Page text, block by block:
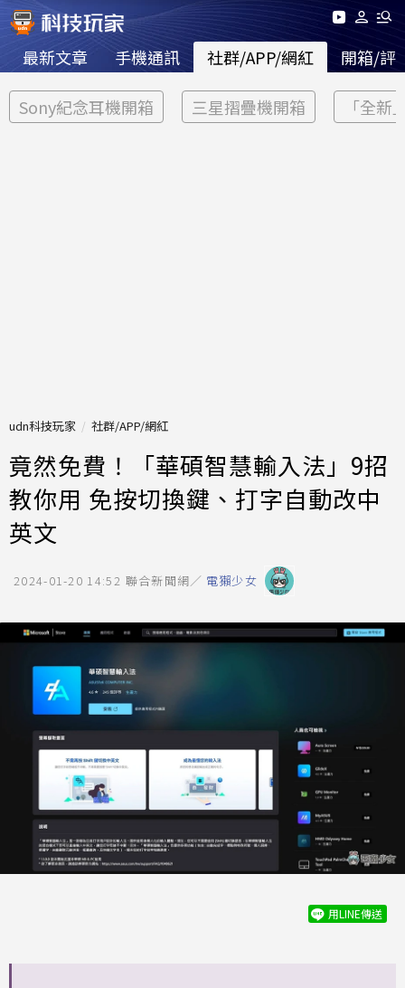
最新文章 手機通訊 社群/APP/網紅 開箱/評
Sony紀念耳機開箱 三星摺疊機開箱 「全新
udn科技玩家 社群/APP/網紅
竟然免費！「華碩智慧輸入法」9招
教你用 免按切換鍵、打字自動改中
英文
2024-01-20 14:52 聯合新聞網／ 電獺少女
用LINE傳送